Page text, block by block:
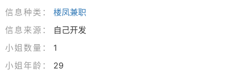
信息种类：
楼凤兼职
信息来源：
自己开发
小姐数量：
1
小姐年龄：
29